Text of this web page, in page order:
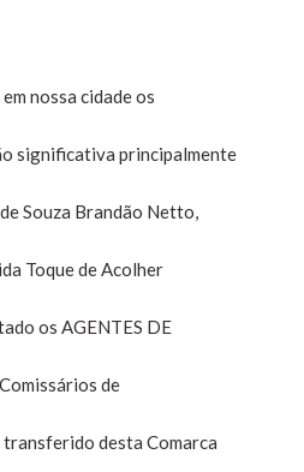
nossa cidade os
significativa principalmente
Souza Brandão Netto,
Toque de Acolher
os AGENTES DE
de
transferido desta Comarca